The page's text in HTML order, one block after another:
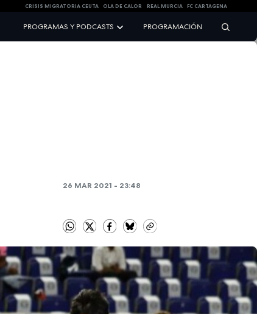
CRISIS MIGRATORIA CEUTA OLA DE CALOR REAL MURCIA FC CARTAGENA
PROGRAMAS Y PODCASTS PROGRAMACIÓN
26 MAR 2021 - 23:48